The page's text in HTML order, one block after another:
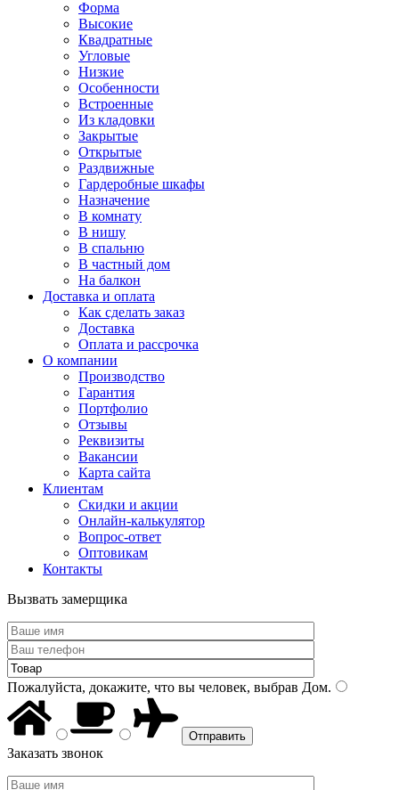
Форма
Высокие
Квадратные
Угловые
Низкие
Особенности
Встроенные
Из кладовки
Закрытые
Открытые
Раздвижные
Гардеробные шкафы
Назначение
В комнату
В нишу
В спальню
В частный дом
На балкон
Доставка и оплата
Как сделать заказ
Доставка
Оплата и рассрочка
О компании
Производство
Гарантия
Портфолио
Отзывы
Реквизиты
Вакансии
Карта сайта
Клиентам
Скидки и акции
Онлайн-калькулятор
Вопрос-ответ
Оптовикам
Контакты
Вызвать замерщика
Пожалуйста, докажите, что вы человек, выбрав Дом.
Заказать звонок